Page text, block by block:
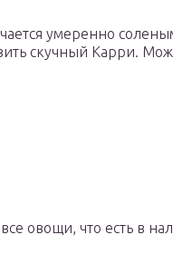
умеренно
скучный Карри.
овощи, что есть в